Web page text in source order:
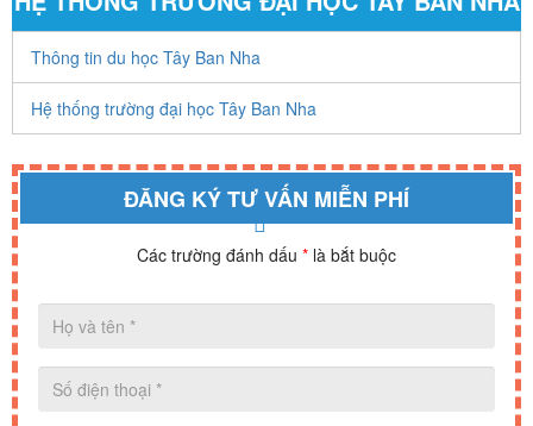
Thông tin du học Tây Ban Nha
Hệ thống trường đại học Tây Ban Nha
ĐĂNG KÝ TƯ VẤN MIỄN PHÍ
Các trường đánh dấu * là bắt buộc